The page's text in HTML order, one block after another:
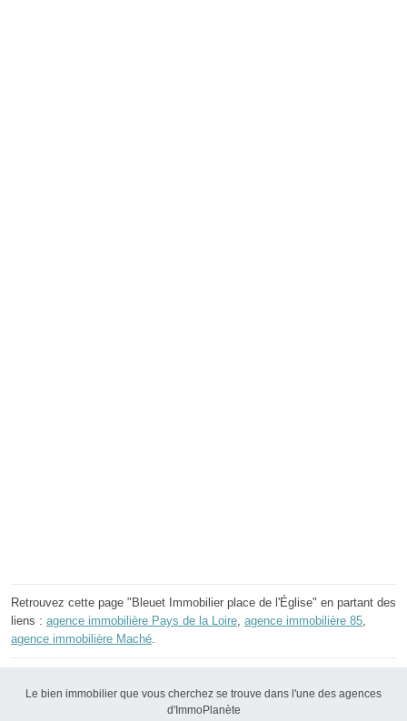
Retrouvez cette page "Bleuet Immobilier place de l'Église" en partant des
liens : agence immobilière Pays de la Loire, agence immobilière 85,
agence immobilière Maché.
Le bien immobilier que vous cherchez se trouve dans l'une des agences
d'ImmoPlanète